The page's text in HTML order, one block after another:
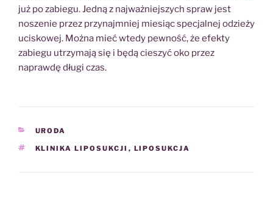
już po zabiegu. Jedną z najważniejszych spraw jest
noszenie przez przynajmniej miesiąc specjalnej odzieży
uciskowej. Można mieć wtedy pewność, że efekty
zabiegu utrzymają się i będą cieszyć oko przez
naprawdę długi czas.
KATEGORIE
URODA
TAGI
KLINIKA LIPOSUKCJI , LIPOSUKCJA